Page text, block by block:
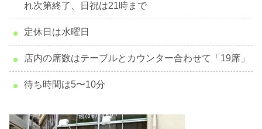
れ次第終了、日祝は21時まで
定休日は水曜日
店内の席数はテーブルとカウンター合わせて「19席」
待ち時間は5〜10分